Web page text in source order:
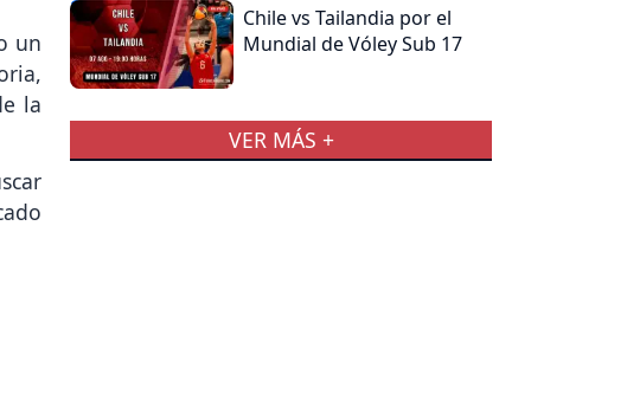
un
la
Chile vs Tailandia por el
Mundial de Vóley Sub 17
VER MÁS +